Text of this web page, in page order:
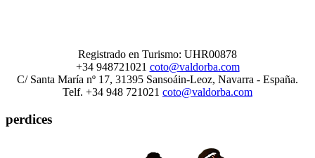
Registrado en Turismo: UHR00878
+34 948721021 coto@valdorba.com
C/ Santa María nº 17, 31395 Sansoáin-Leoz, Navarra - España.
Telf. +34 948 721021 coto@valdorba.com
perdices